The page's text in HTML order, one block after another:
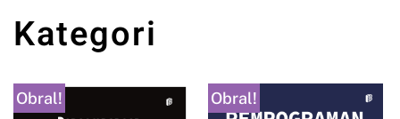
Kategori
Obral! Obral!